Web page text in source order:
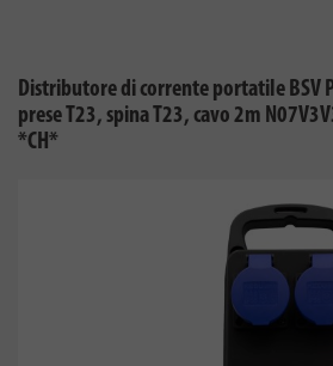
Distributore di corrente portatile BSV
prese T23, spina T23, cavo 2m
*CH*